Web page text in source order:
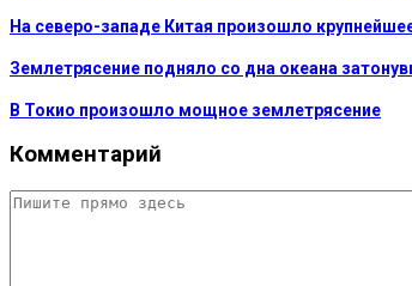
На северо-западе Китая произошло
Землетрясение подняло со дна океана
В Токио произошло мощное землетрясение
Комментарий